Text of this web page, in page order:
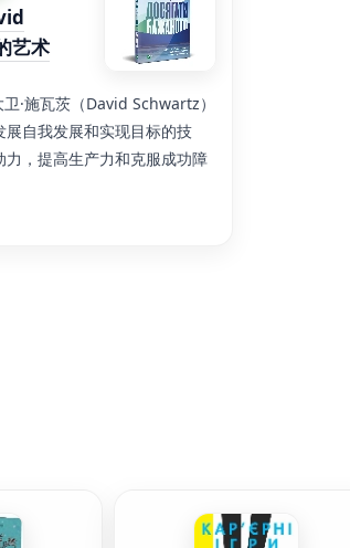
艺术
·施瓦茨（David Schwartz）
展自我发展和实现目标的技
，提高生产力和克服成功障